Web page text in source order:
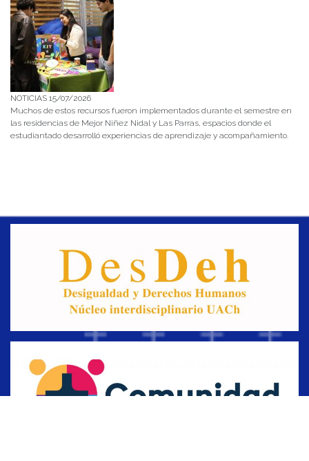
NOTICIAS 15/07/2026
Muchos de estos recursos fueron implementados durante el semestre en
las residencias de Mejor Niñez Nidal y Las Parras, espacios donde el
estudiantado desarrolló experiencias de aprendizaje y acompañamiento.